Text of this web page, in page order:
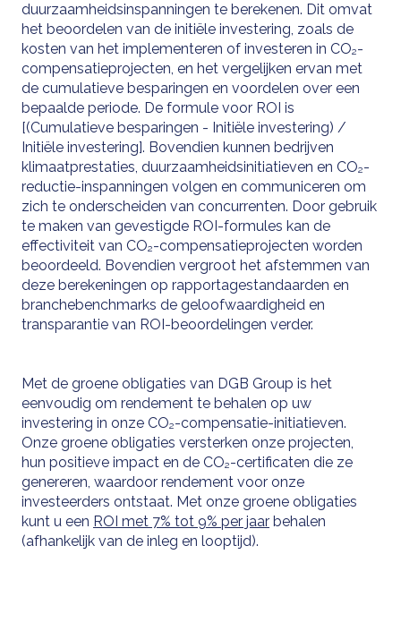
duurzaamheidsinspanningen te berekenen. Dit omvat
het beoordelen van de initiële investering, zoals de
kosten van het implementeren of investeren in CO₂-
compensatieprojecten, en het vergelijken ervan met
de cumulatieve besparingen en voordelen over een
bepaalde periode. De formule voor ROI is
[(Cumulatieve besparingen - Initiële investering) /
Initiële investering]. Bovendien kunnen bedrijven
klimaatprestaties, duurzaamheidsinitiatieven en CO₂-
reductie-inspanningen volgen en communiceren om
zich te onderscheiden van concurrenten. Door gebruik
te maken van gevestigde ROI-formules kan de
effectiviteit van CO₂-compensatieprojecten worden
beoordeeld. Bovendien vergroot het afstemmen van
deze berekeningen op rapportagestandaarden en
branchebenchmarks de geloofwaardigheid en
transparantie van ROI-beoordelingen verder.
Met de groene obligaties van DGB Group is het
eenvoudig om rendement te behalen op uw
investering in onze CO₂-compensatie-initiatieven.
Onze groene obligaties versterken onze projecten,
hun positieve impact en de CO₂-certificaten die ze
genereren, waardoor rendement voor onze
investeerders ontstaat. Met onze groene obligaties
kunt u een ROI met 7% tot 9% per jaar behalen
(afhankelijk van de inleg en looptijd).